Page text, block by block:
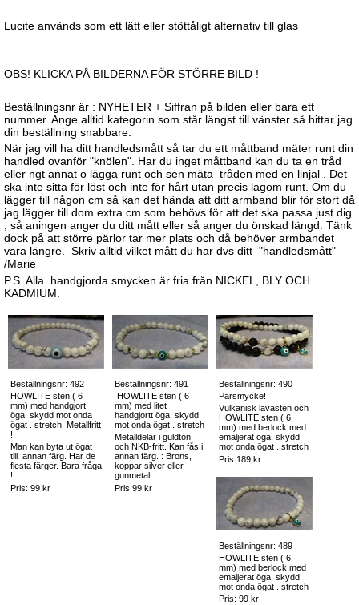
Lucite används som ett lätt eller stöttåligt alternativ till glas
OBS! KLICKA PÅ BILDERNA FÖR STÖRRE BILD !
Beställningsnr är : NYHETER + Siffran på bilden eller bara ett
nummer. Ange alltid kategorin som står längst till vänster så hittar jag
din beställning snabbare.
När jag vill ha ditt handledsmått så tar du ett måttband mäter runt din
handled ovanför "knölen". Har du inget måttband kan du ta en tråd
eller ngt annat o lägga runt och sen mäta tråden med en linjal . Det
ska inte sitta för löst och inte för hårt utan precis lagom runt. Om du
lägger till någon cm så kan det hända att ditt armband blir för stort då
jag lägger till dom extra cm som behövs för att det ska passa just dig
, så aningen anger du ditt mått eller så anger du önskad längd. Tänk
dock på att större pärlor tar mer plats och då behöver armbandet
vara längre. Skriv alltid vilket mått du har dvs ditt "handledsmått"
/Marie
P.S Alla handgjorda smycken är fria från NICKEL, BLY OCH
KADMIUM.
Beställningsnr: 492
HOWLITE sten ( 6
mm) med handgjort
öga, skydd mot onda
ögat . stretch. Metallfritt
!
Man kan byta ut ögat
till annan färg. Har de
flesta färger. Bara fråga
!
Pris: 99 kr
Beställningsnr: 491
HOWLITE sten ( 6
mm) med litet
handgjortt öga, skydd
mot onda ögat . stretch
Metalldelar i guldton
och NKB-fritt. Kan fås i
annan färg. : Brons,
koppar silver eller
gunmetal
Pris:99 kr
Beställningsnr: 490
Parsmycke!
Vulkanisk lavasten och
HOWLITE sten ( 6
mm) med berlock med
emaljerat öga, skydd
mot onda ögat . stretch
Pris:189 kr
Beställningsnr: 489
HOWLITE sten ( 6
mm) med berlock med
emaljerat öga, skydd
mot onda ögat . stretch
Pris: 99 kr